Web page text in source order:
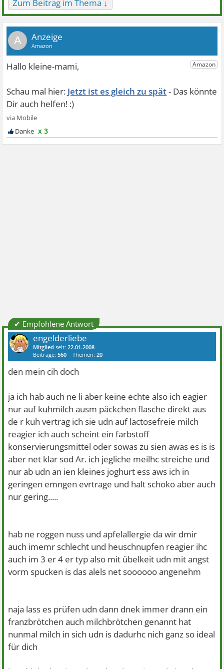
Zum Beitrag im Thema ↓
A
Jetzt ist es gleich zu spät
x 3
✔ Empfohlene Antwort
engelderliebe
Mitglied seit:22.01.2008
Beiträge:560 Themen:20
den mein cih doch
ja ich hab auch ne li aber keine echte also ich eagier
nur auf kuhmilch ausm päckchen flasche direkt aus
de r kuh vertrag ich sie udn auf lactosefreie milch
reagier ich auch scheint ein farbstoff
konservierungsmittel oder sowas zu sien awas es is is
aber net klar sod Ar. ich jegliche meilhc streiche und
nur ab udn an ien kleines joghurt ess aws ich in
geringen emngen evrtrage und halt schoko aber auch
nur gering.....
hab ne roggen nuss und apfelallergie da wir dmir
auch imemr schlecht und heuschnupfen reagier ihc
auch im 3 er 4 er typ also mit übelkeit udn mit angst
vorm spucken is das alels net soooooo angenehm
naja lass es prüfen udn dann dnek immer drann ein
franzbrötchen auch milchbrötchen genannt hat
nunmal milch in sich udn is dadurhc nich ganz so ideal
für dich